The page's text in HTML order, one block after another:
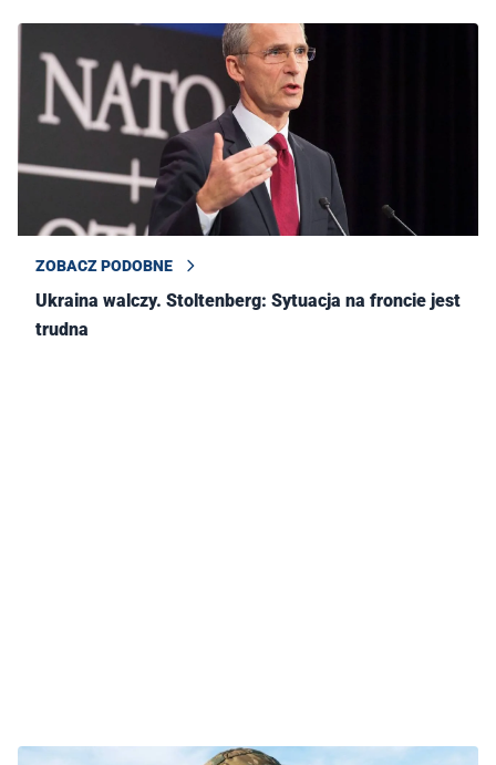
ZOBACZ PODOBNE
Ukraina walczy. Stoltenberg: Sytuacja na froncie jest
trudna